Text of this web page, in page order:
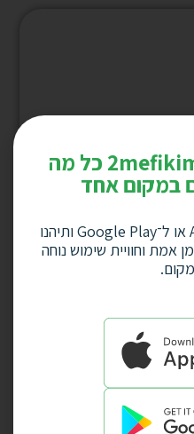
דגם 2375
כאן
האפליקציה של 2mefikim כל מה
במקום אחד
הורידו עכשיו ל־App Store או ל־Google Play ותיהנו
אמת וחוויית שימוש נוחה